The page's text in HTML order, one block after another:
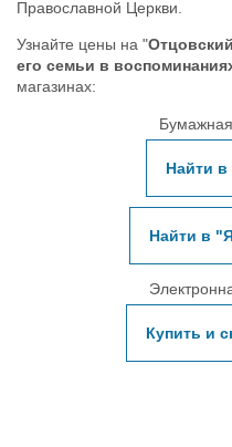
Православной Церкви.
Узнайте цены на "
его семьи в
магазинах:
Найти в
Найти в
Купить и